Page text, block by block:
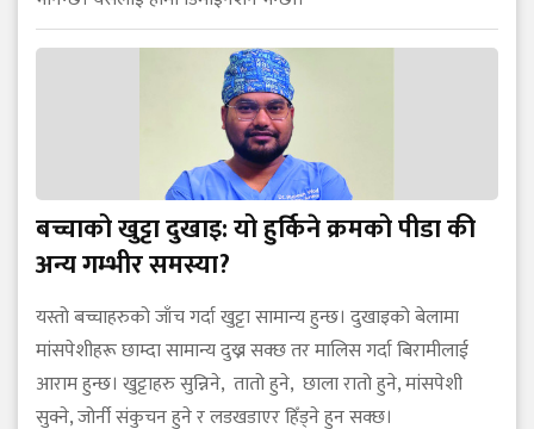
बच्चाको खुट्टा दुखाइ: यो हुर्किने क्रमको पीडा की
अन्य गम्भीर समस्या?
यस्तो बच्चाहरुको जाँच गर्दा खुट्टा सामान्य हुन्छ। दुखाइको बेलामा
मांसपेशीहरू छाम्दा सामान्य दुख्न सक्छ तर मालिस गर्दा बिरामीलाई
आराम हुन्छ। खुट्टाहरु सुन्निने, तातो हुने, छाला रातो हुने, मांसपेशी
सुक्ने, जोर्नी संकुचन हुने र लडखडाएर हिँड्ने हुन सक्छ।